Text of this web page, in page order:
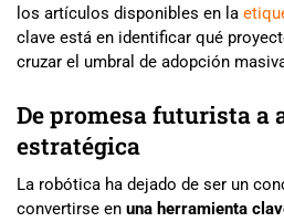
los artículos disponibles en la
clave está en identificar qué
cruzar el umbral de adopción
De promesa futurista a
estratégica
La robótica ha dejado de ser un
convertirse en una herramienta